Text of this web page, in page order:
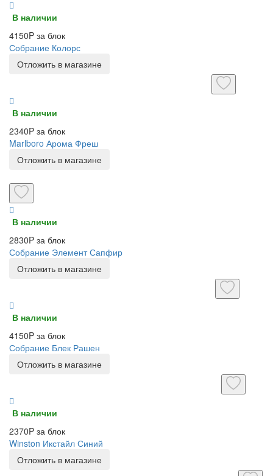
В наличии
4150P за блок
Собрание Колорс
Отложить в магазине
В наличии
2340P за блок
Marlboro Арома Фреш
Отложить в магазине
В наличии
2830P за блок
Собрание Элемент Сапфир
Отложить в магазине
В наличии
4150P за блок
Собрание Блек Рашен
Отложить в магазине
В наличии
2370P за блок
Winston Икстайл Синий
Отложить в магазине